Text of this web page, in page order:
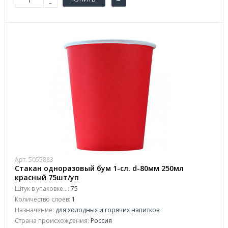
Арт. 5055883
Стакан одноразовый бум 1-сл. d-80мм 250мл
красный 75шт/уп
Штук в упаковке...: 75
Количество слоев: 1
Назначение: для холодных и горячих напитков
Страна происхождения: Россия